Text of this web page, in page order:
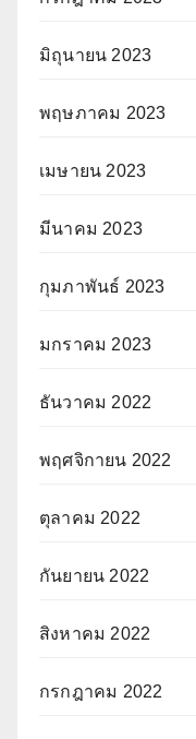
มิถุนายน 2023
พฤษภาคม 2023
เมษายน 2023
มีนาคม 2023
กุมภาพันธ์ 2023
มกราคม 2023
ธันวาคม 2022
พฤศจิกายน 2022
ตุลาคม 2022
กันยายน 2022
สิงหาคม 2022
กรกฎาคม 2022